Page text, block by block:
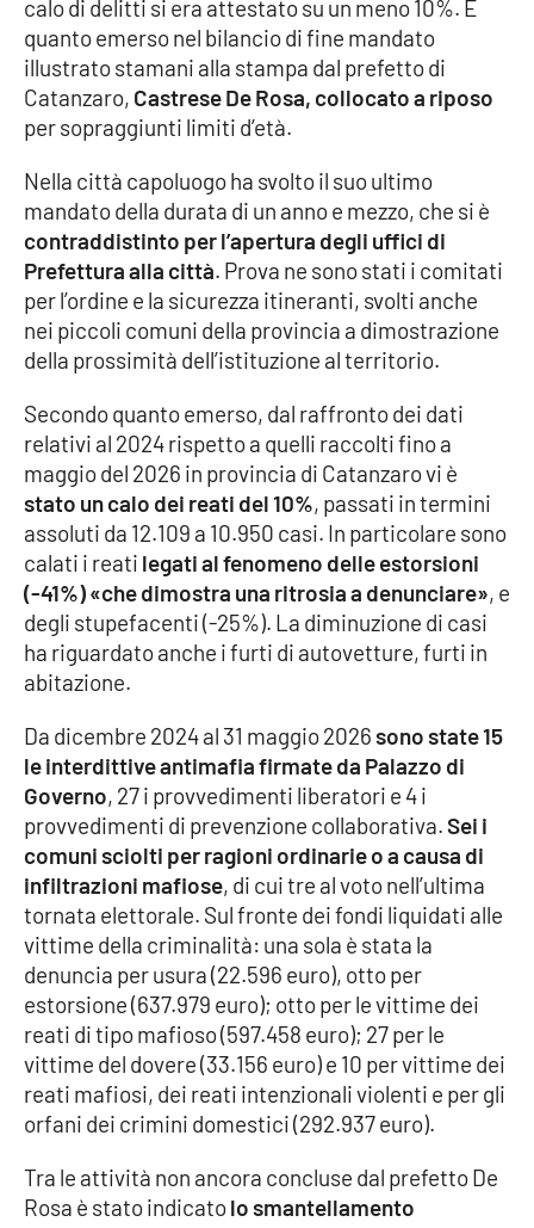
VIDEO
Ambiente
Cronaca
Cultura
Economia e Lavoro
Politica
Società
Sport
RUBRICHE
Good Morning Vietnam
Leggendo Alvaro insieme
Imprese Di Calabria
Le perfidie di Antonella Grippo
Venti di comunicazione
STREAMING
LaC TV
LaC Network
calo di delitti si era attestato su un meno 10%. È
quanto emerso nel bilancio di fine mandato
illustrato stamani alla stampa dal prefetto di
Catanzaro, Castrese De Rosa, collocato a riposo
per sopraggiunti limiti d’età.
Nella città capoluogo ha svolto il suo ultimo
mandato della durata di un anno e mezzo, che si è
contraddistinto per l’apertura degli uffici di
Prefettura alla città. Prova ne sono stati i comitati
per l’ordine e la sicurezza itineranti, svolti anche
nei piccoli comuni della provincia a dimostrazione
della prossimità dell’istituzione al territorio.
Secondo quanto emerso, dal raffronto dei dati
relativi al 2024 rispetto a quelli raccolti fino a
maggio del 2026 in provincia di Catanzaro vi è
stato un calo dei reati del 10%, passati in termini
assoluti da 12.109 a 10.950 casi. In particolare sono
calati i reati legati al fenomeno delle estorsioni
(-41%) «che dimostra una ritrosia a denunciare», e
degli stupefacenti (-25%). La diminuzione di casi
ha riguardato anche i furti di autovetture, furti in
abitazione.
Da dicembre 2024 al 31 maggio 2026sono state 15
le interdittive antimafia firmate da Palazzo di
Governo, 27 i provvedimenti liberatori e 4 i
provvedimenti di prevenzione collaborativa.Sei i
comuni sciolti per ragioni ordinarie o a causa di
infiltrazioni mafiose, di cui tre al voto nell’ultima
tornata elettorale. Sul fronte dei fondi liquidati alle
vittime della criminalità: una sola è stata la
denuncia per usura (22.596 euro), otto per
estorsione (637.979 euro); otto per le vittime dei
reati di tipo mafioso (597.458 euro); 27 per le
vittime del dovere (33.156 euro) e 10 per vittime dei
reati mafiosi, dei reati intenzionali violenti e per gli
orfani dei crimini domestici (292.937 euro).
Tra le attività non ancora concluse dal prefetto De
Rosa è stato indicatolo smantellamento